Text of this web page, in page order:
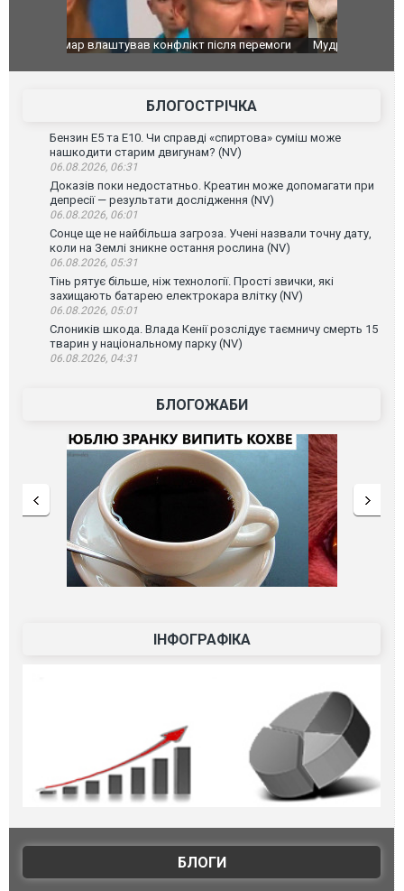
Мудрик провів перший матч за "Челсі" після
під час
Франції
БЛОГОСТРІЧКА
Бензин Е5 та Е10. Чи справді «спиртова» суміш може
нашкодити старим двигунам? (NV)
06.08.2026, 06:31
Доказів поки недостатньо. Креатин може допомагати при
депресії — результати дослідження (NV)
06.08.2026, 06:01
Сонце ще не найбільша загроза. Учені назвали точну дату,
коли на Землі зникне остання рослина (NV)
06.08.2026, 05:31
Тінь рятує більше, ніж технології. Прості звички, які
захищають батарею електрокара влітку (NV)
06.08.2026, 05:01
Слоників шкода. Влада Кенії розслідує таємничу смерть 15
тварин у національному парку (NV)
06.08.2026, 04:31
БЛОГОЖАБИ
ІНФОГРАФІКА
БЛОГИ